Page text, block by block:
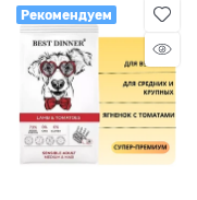
Рекомендуем